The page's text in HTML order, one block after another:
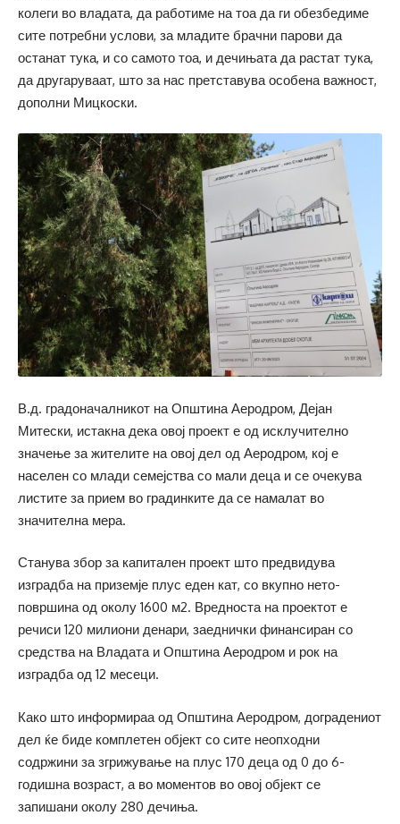
колеги во владата, да работиме на тоа да ги обезбедиме
сите потребни услови, за младите брачни парови да
останат тука, и со самото тоа, и дечињата да растат тука,
да другаруваат, што за нас претставува особена важност,
дополни Мицкоски.
В.д. градоначалникот на Општина Аеродром, Дејан
Митески, истакна дека овој проект е од исклучително
значење за жителите на овој дел од Аеродром, кој е
населен со млади семејства со мали деца и се очекува
листите за прием во градинките да се намалат во
значителна мера.
Станува збор за капитален проект што предвидува
изградба на приземје плус еден кат, со вкупно нето-
површина од околу 1600 м2. Вредноста на проектот е
речиси 120 милиони денари, заеднички финансиран со
средства на Владата и Општина Аеродром и рок на
изградба од 12 месеци.
Како што информираа од Општина Аеродром, доградениот
дел ќе биде комплетен објект со сите неопходни
содржини за згрижување на плус 170 деца од 0 до 6-
годишна возраст, а во моментов во овој објект се
запишани околу 280 дечиња.